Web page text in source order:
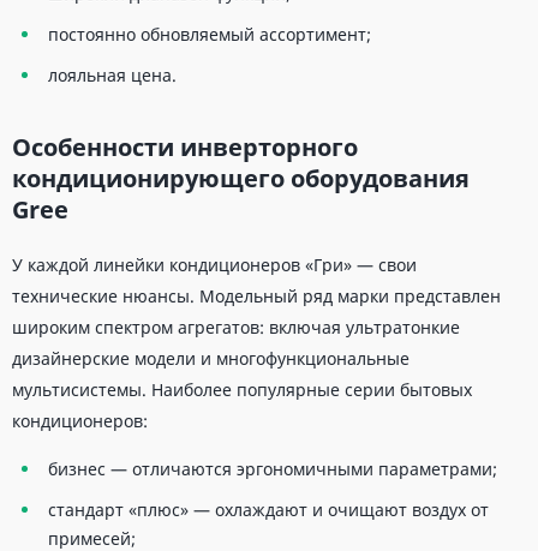
постоянно обновляемый ассортимент;
лояльная цена.
Особенности инверторного
кондиционирующего оборудования
Gree
У каждой линейки кондиционеров «Гри» — свои
технические нюансы. Модельный ряд марки представлен
широким спектром агрегатов: включая ультратонкие
дизайнерские модели и многофункциональные
мультисистемы. Наиболее популярные серии бытовых
кондиционеров:
бизнес — отличаются эргономичными параметрами;
стандарт «плюс» — охлаждают и очищают воздух от
примесей;